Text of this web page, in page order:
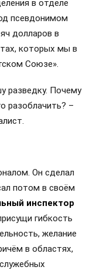
в отделе
псевдонимом
долларов в
которых мы в
Союзе».
разведку. Почему
разоблачить? –
Он сделал
потом в своём
инспектор
гибкость
желание
в областях,